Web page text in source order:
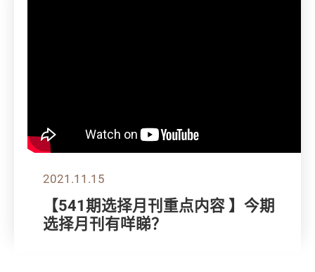
2021.11.15
【541期选择月刊重点内容 】今期
选择月刊有咩睇？